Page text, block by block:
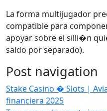
La forma multijugador
compatible para
apoyar sobre el silli�n
saldo por separado).
Post navigation
Stake Casino � Slots |
financiera 2025